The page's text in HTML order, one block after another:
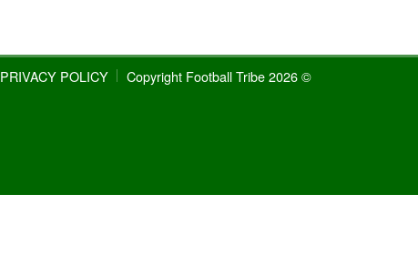
© 2026 Copyright Football Tribe
PRIVACY POLICY